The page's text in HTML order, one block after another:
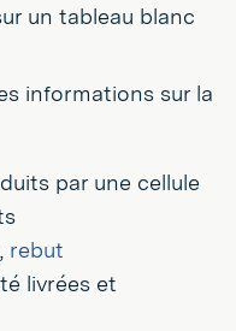
un tableau blanc
informations sur la
par une cellule
rebut
livrées et